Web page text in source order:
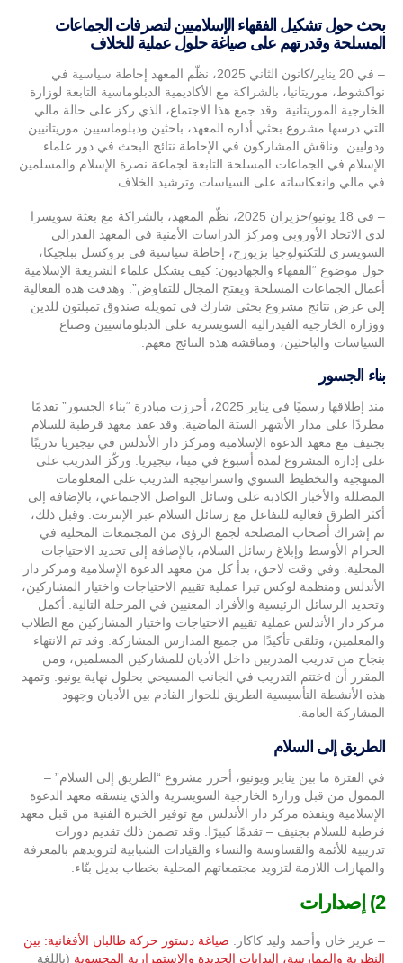
بحث حول تشكيل الفقهاء الإسلاميين لتصرفات الجماعات
المسلحة وقدرتهم على صياغة حلول عملية للخلاف
– في 20 يناير/كانون الثاني 2025، نظّم المعهد إحاطة سياسية في
نواكشوط، موريتانيا، بالشراكة مع الأكاديمية الدبلوماسية التابعة لوزارة
الخارجية الموريتانية. وقد جمع هذا الاجتماع، الذي ركز على حالة مالي
التي درسها مشروع بحثي أداره المعهد، باحثين ودبلوماسيين موريتانيين
ودوليين. وناقش المشاركون في الإحاطة نتائج البحث في دور علماء
الإسلام في الجماعات المسلحة التابعة لجماعة نصرة الإسلام والمسلمين
في مالي وانعكاساته على السياسات وترشيد الخلاف.
– في 18 يونيو/حزيران 2025، نظّم المعهد، بالشراكة مع بعثة سويسرا
لدى الاتحاد الأوروبي ومركز الدراسات الأمنية في المعهد الفدرالي
السويسري للتكنولوجيا بزيورخ، إحاطة سياسية في بروكسل ببلجيكا،
حول موضوع “الفقهاء والجهاديون: كيف يشكل علماء الشريعة الإسلامية
أعمال الجماعات المسلحة ويفتح المجال للتفاوض”. وهدفت هذه الفعالية
إلى عرض نتائج مشروع بحثي شارك في تمويله صندوق تمبلتون للدين
ووزارة الخارجية الفيدرالية السويسرية على الدبلوماسيين وصناع
السياسات والباحثين، ومناقشة هذه النتائج معهم.
بناء الجسور
المشاركة العامة.
الطريق إلى السلام
في الفترة ما بين يناير ويونيو، أحرز مشروع “الطريق إلى السلام” –
الممول من قبل وزارة الخارجية السويسرية والذي ينسقه معهد الدعوة
الإسلامية وينفذه مركز دار الأندلس مع توفير الخبرة الفنية من قبل معهد
قرطبة للسلام بجنيف – تقدمًا كبيرًا. وقد تضمن ذلك تقديم دورات
تدريبية للأئمة والقساوسة والنساء والقيادات الشبابية لتزويدهم بالمعرفة
والمهارات اللازمة لتزويد مجتمعاتهم المحلية بخطاب بديل بنّاء.
2) إصدارات
– عزير خان وأحمد وليد كاكار. صياغة دستور حركة طالبان الأفغانية: بين
النظرية والممارسة، البدايات الجديدة والاستمرارية المحسوبة (باللغة